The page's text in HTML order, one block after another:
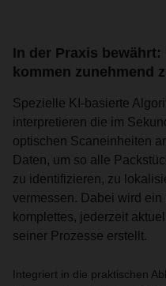
In der Praxis
kommen zunehmend
Spezielle KI-basierte
interpretieren die im
optischen Scaneinheiten
Daten, um so alle
zu identifizieren, zu
vermessen. Dabei wird
komplettes, jederzeit
seiner Prozesse erstellt.
Integriert in die praktischen